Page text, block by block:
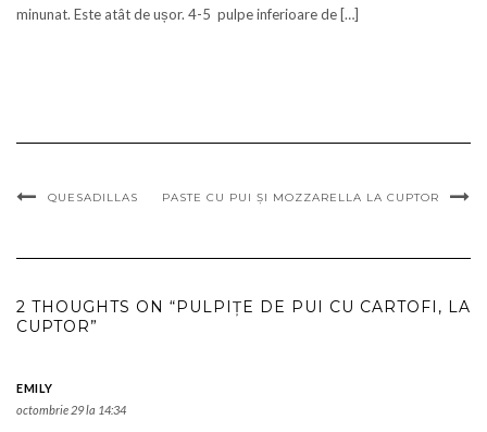
minunat. Este atât de ușor. 4-5 pulpe inferioare de […]
QUESADILLAS PASTE CU PUI ŞI MOZZARELLA LA CUPTOR
2 THOUGHTS ON “PULPIŢE DE PUI CU CARTOFI, LA
CUPTOR”
EMILY
octombrie 29 la 14:34